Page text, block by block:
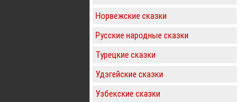
Норвежские сказки
Русские народные сказки
Турецкие сказки
Удэгейские сказки
Узбекские сказки